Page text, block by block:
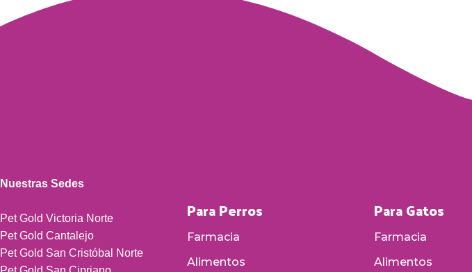
Nuestras Sedes
Pet Gold Victoria Norte
Pet Gold Cantalejo
Pet Gold San Cristóbal Norte
Para Perros
Farmacia
Alimentos
Para Gatos
Farmacia
Alimentos